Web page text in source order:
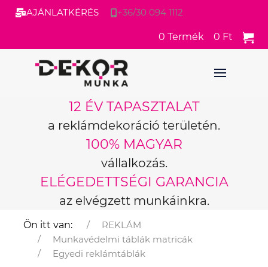
AJÁNLATKÉRÉS +36/30 094 1112
0 Termék 0 Ft
12 ÉV TAPASZTALAT
a reklámdekoráció területén.
100% MAGYAR
vállalkozás.
ELÉGEDETTSÉGI GARANCIA
az elvégzett munkáinkra.
Ön itt van:
REKLÁM
Munkavédelmi táblák matricák
Egyedi reklámtáblák